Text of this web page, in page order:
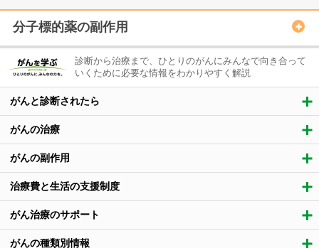
分子標的薬の副作用
診断から治療まで、ひとりのがんにみんなで向き合って
いくために必要な情報をわかりやすく解説
がんと診断されたら
がんの治療
がんの副作用
治療費と生活の支援制度
がん治療のサポート
がんの種類別情報